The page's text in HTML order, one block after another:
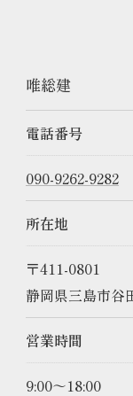
唯総建
電話番号
090-9262-9282
所在地
〒411-0801
静岡県三島市谷
営業時間
9:00～18:00